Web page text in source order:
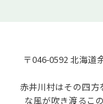
〒046-0592 北海
赤井川村はその四
な風が吹き渡るこ